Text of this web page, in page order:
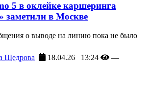
5 в оклейке каршеринга
заметили в Москве
о выводе на линию пока не было
Щедрова 18.04.26 13:24 —